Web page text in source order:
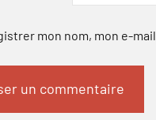
mon nom, mon e-